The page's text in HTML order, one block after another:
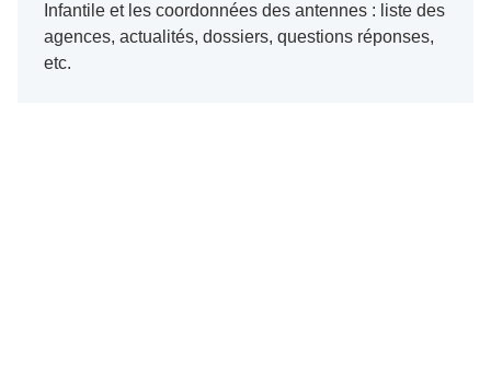
Infantile et les coordonnées des antennes : liste des
agences, actualités, dossiers, questions réponses,
etc.